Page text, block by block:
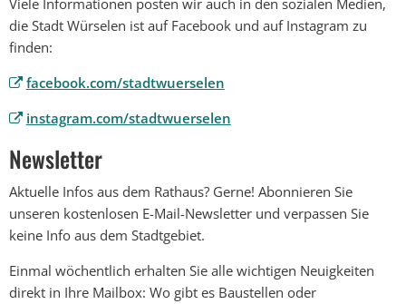
die Stadt Würselen ist auf Facebook und auf Instagram zu
finden:
facebook.com/stadtwuerselen
instagram.com/stadtwuerselen
Newsletter
Aktuelle Infos aus dem Rathaus? Gerne! Abonnieren Sie
unseren kostenlosen E-Mail-Newsletter und verpassen Sie
keine Info aus dem Stadtgebiet.
Einmal wöchentlich erhalten Sie alle wichtigen Neuigkeiten
direkt in Ihre Mailbox: Wo gibt es Baustellen oder